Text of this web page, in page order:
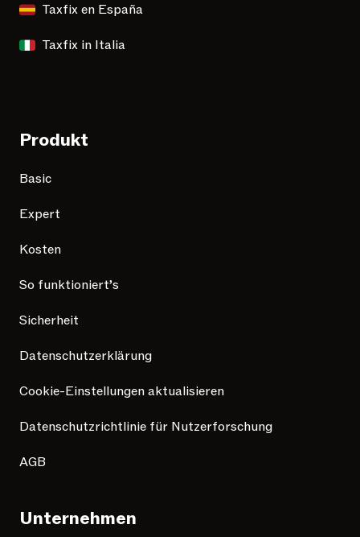
Taxfix en España
Taxfix in Italia
Produkt
Basic
Expert
Kosten
So funktioniert’s
Sicherheit
Datenschutzerklärung
Cookie-Einstellungen aktualisieren
Datenschutzrichtlinie für Nutzerforschung
AGB
Unternehmen